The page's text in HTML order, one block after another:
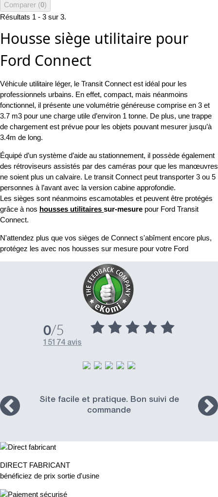
Comparer (0)
Résultats 1 - 3 sur 3.
Housse siège utilitaire pour
Ford Connect
Véhicule utilitaire léger, le Transit Connect est idéal pour les
professionnels urbains. En effet, compact, mais néanmoins
fonctionnel, il présente une volumétrie généreuse comprise en 3 et
3.7 m3 pour une charge utile d’environ 1 tonne. De plus, une trappe
de chargement est prévue pour les objets pouvant mesurer jusqu’à
3.4m de long.
Équipé d’un système d’aide au stationnement, il possède également
des rétroviseurs assistés par des caméras pour que les manœuvres
ne soient plus un calvaire. Le transit Connect peut transporter 3 ou 5
personnes à l’avant avec la version cabine approfondie.
Les sièges sont néanmoins escamotables et peuvent être protégés
grâce à nos housses utilitaires sur-mesure pour Ford Transit
Connect.
N'attendez plus que vos sièges de Connect s'abîment encore plus,
protégez les avec nos housses sur mesure pour votre Ford
0/5
15174 avis
Site facile et pratique. Bon suivi de
commande
DIRECT FABRICANT
bénéficiez de prix sortie d'usine